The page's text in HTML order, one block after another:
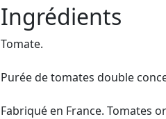
Ingrédients
Tomate.
Purée de tomates double
Fabriqué en France. Tomates